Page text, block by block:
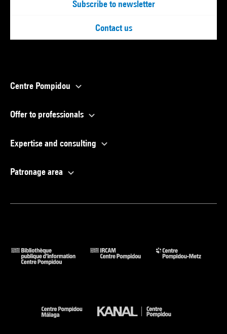
Subscribe to newsletter
Contact us
Centre Pompidou
Offer to professionals
Expertise and consulting
Patronage area